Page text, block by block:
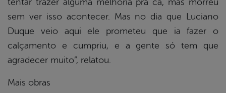
sem ver isso acontecer. Mas no dia que Luciano
Duque veio aqui ele prometeu que ia fazer o
calçamento e cumpriu, e a gente só tem que
agradecer muito”, relatou.
Mais obras